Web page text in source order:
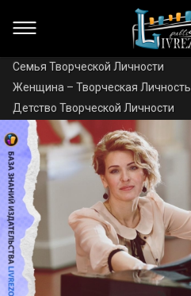
Семья Творческой Личности
Женщина – Творческая Личность
Детство Творческой Личности